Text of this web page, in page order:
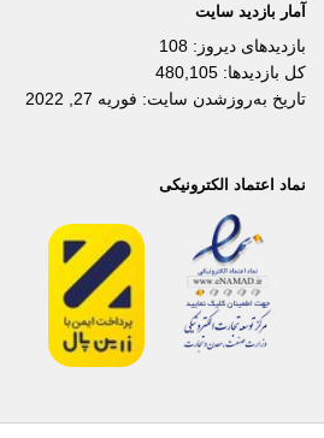
آمار بازدید سایت
بازدیدهای دیروز: 108
کل بازدیدها: 480,105
تاریخ به‌روزشدن سایت: فوریه 27, 2022
نماد اعتماد الکترونیکی